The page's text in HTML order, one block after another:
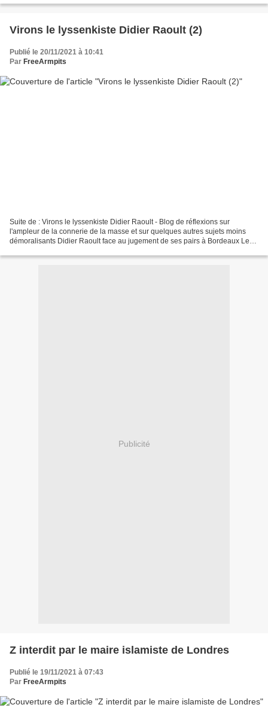
Virons le lyssenkiste Didier Raoult (2)
Publié le 20/11/2021 à 10:41
Par FreeArmpits
Suite de : Virons le lyssenkiste Didier Raoult - Blog de réflexions sur
l'ampleur de la connerie de la masse et sur quelques autres sujets moins
démoralisants Didier Raoult face au jugement de ses pairs à Bordeaux Les
Publicité
Z interdit par le maire islamiste de Londres
Publié le 19/11/2021 à 07:43
Par FreeArmpits